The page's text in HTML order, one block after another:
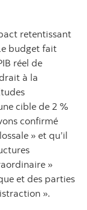
retentissant
budget fait
réel de
à la
cible de 2 %
confirmé
» et qu’il
»
et des parties
».